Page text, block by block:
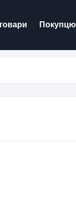
товари Покупцю